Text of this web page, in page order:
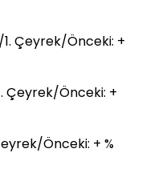
Çeyrek/Önceki: +
Çeyrek/Önceki: +
Önceki: + %